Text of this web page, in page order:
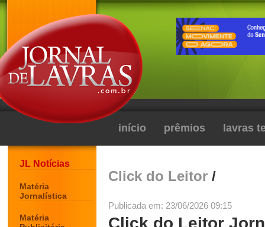
início prêmios lavras
JL Notícias
Matéria
Jornalística
Matéria
Click do Leitor /
Publicada em: 23/06/2026 09:15
Click do Leitor